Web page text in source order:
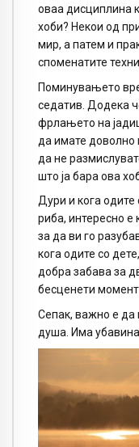
оваа дисциплина
хоби? Некои од
мир, а патем и
споменатите
Поминувањето
седатив. Додека
фрлањето на
да имате доволно
да не
што ја бара ова
Дури и кога одите
риба, интересно е
за да ви го
кога одите со
добра забава за
бесценети
Сепак, важно е да
душа. Има убавина